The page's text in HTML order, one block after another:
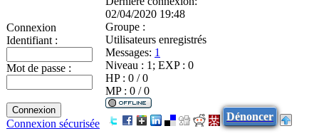
Connexion
Identifiant :
Mot de passe :
Connexion sécurisée
02/04/2020 19:48
Groupe :
Utilisateurs enregistrés
Messages: 1
Niveau : 1; EXP : 0
HP : 0 / 0
MP : 0 / 0
Dénoncer